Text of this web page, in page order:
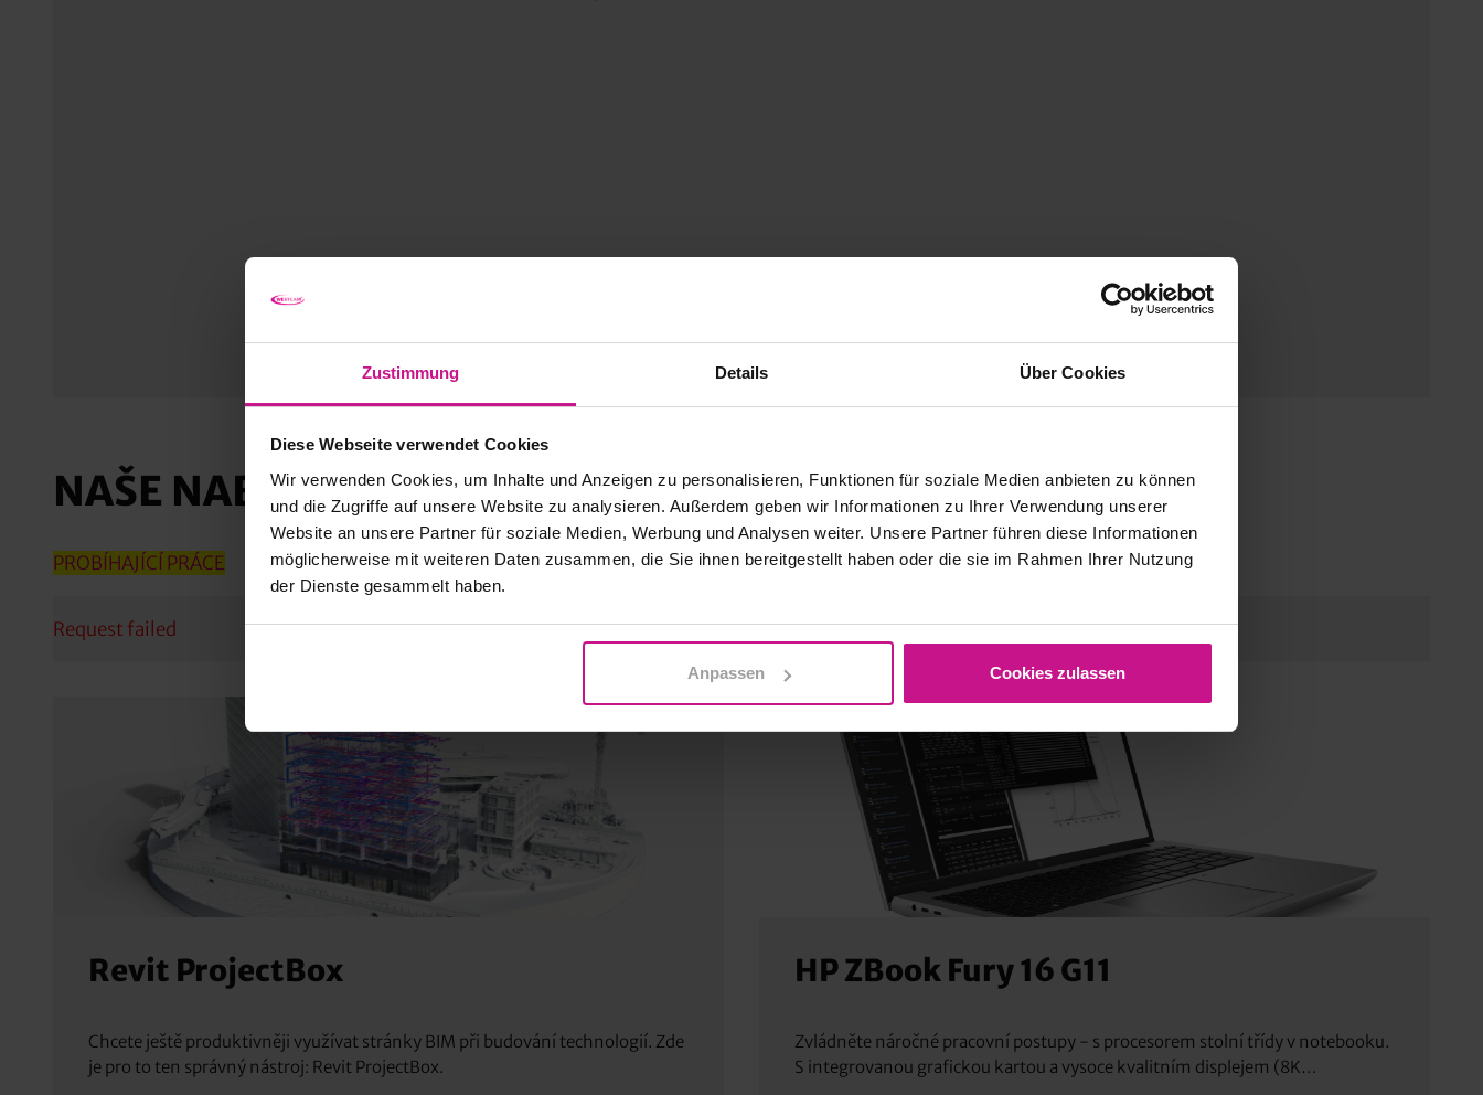
Zustimmung Details Über Cookies
Diese Webseite verwendet Cookies
Wir verwenden Cookies, um Inhalte und Anzeigen zu personalisieren, Funktionen für soziale Medien anbieten zu können
und die Zugriffe auf unsere Website zu analysieren. Außerdem geben wir Informationen zu Ihrer Verwendung unserer
Website an unsere Partner für soziale Medien, Werbung und Analysen weiter. Unsere Partner führen diese Informationen
möglicherweise mit weiteren Daten zusammen, die Sie ihnen bereitgestellt haben oder die sie im Rahmen Ihrer Nutzung
der Dienste gesammelt haben.
Anpassen Cookies zulassen
NAŠE NABÍDKA V OBLASTI 3D MĚŘICÍ TECHNIKY
PROBÍHAJÍCÍ PRÁCE
Request failed
Revit ProjectBox
Chcete ještě produktivněji využívat stránky BIM při budování technologií. Zde
je pro to ten správný nástroj: Revit ProjectBox.
HP ZBook Fury 16 G11
Zvládněte náročné pracovní postupy - s procesorem stolní třídy v notebooku.
S integrovanou grafickou kartou a vysoce kvalitním displejem (8K…